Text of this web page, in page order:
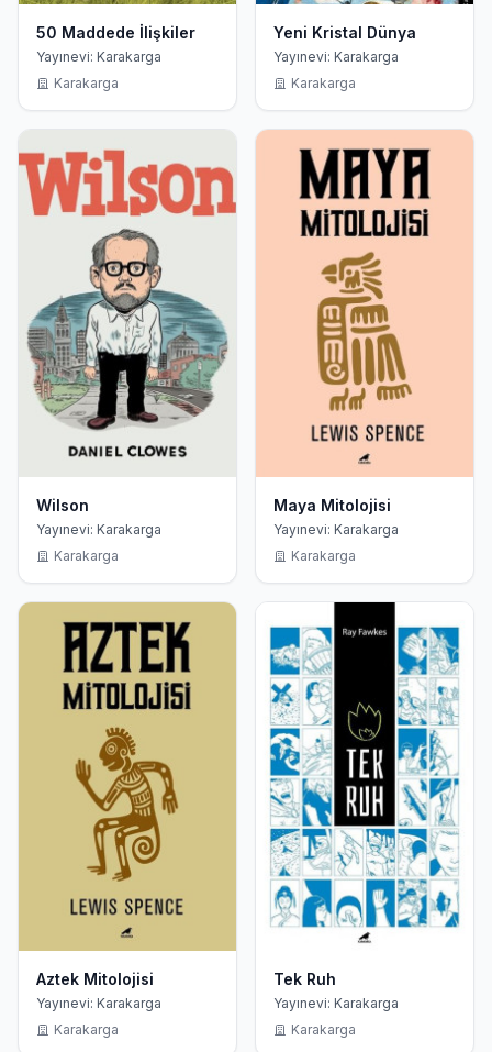
50 Maddede İlişkiler
Yayınevi: Karakarga
Karakarga
Yeni Kristal Dünya
Yayınevi: Karakarga
Karakarga
Wilson
Yayınevi: Karakarga
Karakarga
Maya Mitolojisi
Yayınevi: Karakarga
Karakarga
Aztek Mitolojisi
Yayınevi: Karakarga
Karakarga
Tek Ruh
Yayınevi: Karakarga
Karakarga